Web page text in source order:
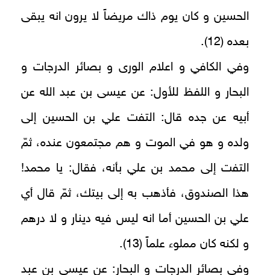
الحسين و كان يوم ذاك مريضاً لا يرون انه يبقى
بعده‏ (12).
وفي الكافي و اعلام الورى و بصائر الدرجات و
البحار و اللفظ للأول: عن عيسى بن عبد الله عن
أبيه عن جده قال: التفت علي بن الحسين إلى
ولده و هو في الموت و هم مجتمعون عنده، ثمّ
التفت إلى محمد بن علي بأنه، فقال: يا محمد!
هذا الصندوق، فأذهب به إلى بيتك، ثمّ قال أي
علي بن الحسين أما انه ليس فيه دينار و لا درهم
و لكنه كان مملوء علماً (13).
وفي بصائر الدرجات و البحار: عن عيسى بن عبد